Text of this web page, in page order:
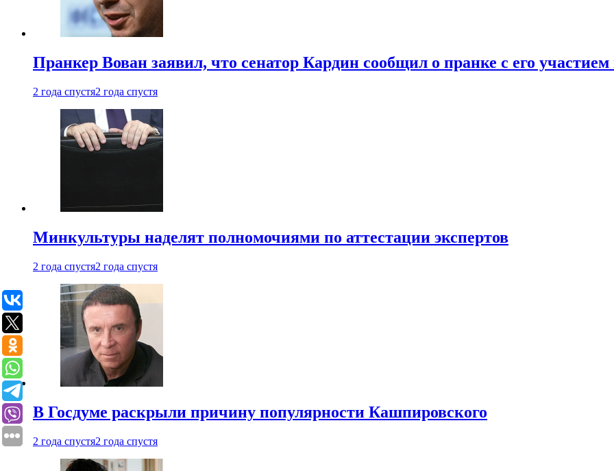
Пранкер Вован заявил, что сенатор Кардин сообщил о пранке с его
2 года спустя2 года спустя
Минкультуры наделят полномочиями по аттестации экспертов
2 года спустя2 года спустя
В Госдуме раскрыли причину популярности Кашпировского
2 года спустя2 года спустя